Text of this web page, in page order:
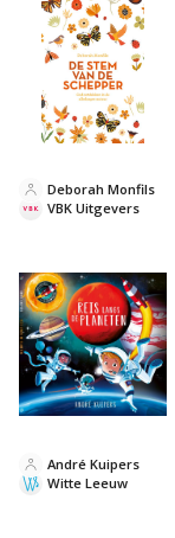
VBK Uitgevers
Deborah Monfils
Witte Leeuw
André Kuipers